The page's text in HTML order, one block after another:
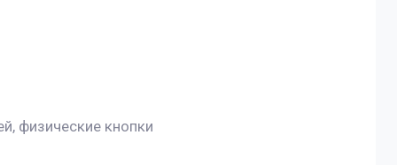
физические кнопки